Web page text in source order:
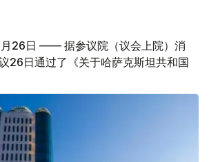
26日 —— 据参议院（议会上院）消
26日通过了《关于哈萨克斯坦共和国